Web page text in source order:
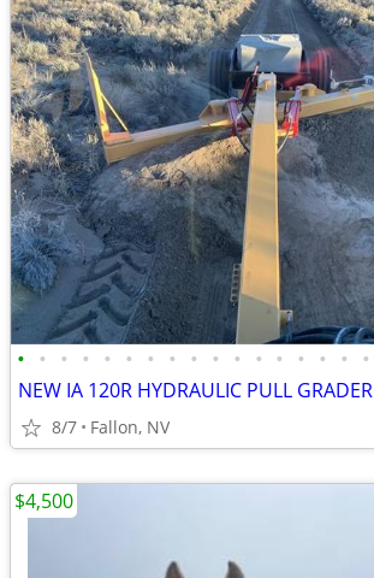
• • • • • • • • • • • • • • • • •
NEW IA 120R HYDRAULIC PULL GRADER
8/7 Fallon, NV
$4,500